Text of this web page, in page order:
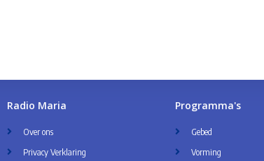
Radio Maria
Over ons
Privacy Verklaring
Programma's
Gebed
Vorming